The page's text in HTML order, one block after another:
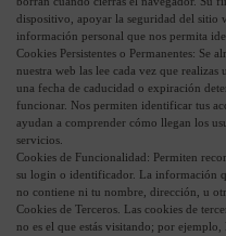
dispositivo, apoyar la seguridad del sitio
información personal que nos permita
Cookies Persistentes o Permanentes: Se
nuestra web las lee cada vez que
una fecha de caducidad o expiración
funcionar. Nos permiten identificar tus
ayudan a comprender cómo llegan los
servicios.
Cookies de Funcionalidad: Permiten
su login o identificador. La información
no contiene ni tu nombre, dirección, u
Cookies de Terceros. Las cookies de
no es el que estás visitando; por